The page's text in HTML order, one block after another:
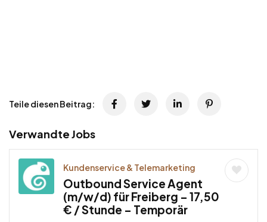
Teile diesen Beitrag:
Verwandte Jobs
Kundenservice & Telemarketing
Outbound Service Agent
(m/w/d) für Freiberg – 17,50
€ / Stunde – Temporär